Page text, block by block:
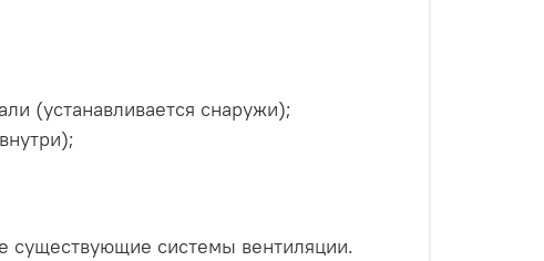
(устанавливается снаружи);
существующие системы вентиляции.